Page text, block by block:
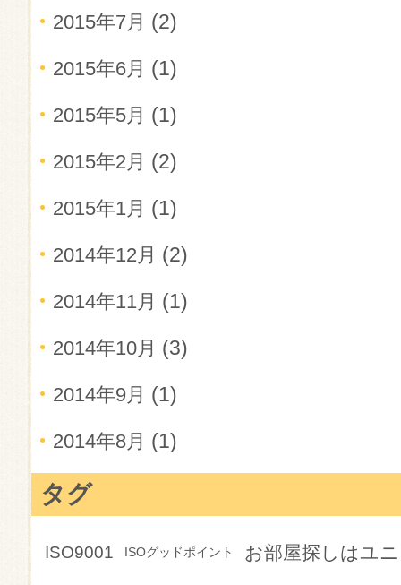
2015年7月 (2)
2015年6月 (1)
2015年5月 (1)
2015年2月 (2)
2015年1月 (1)
2014年12月 (2)
2014年11月 (1)
2014年10月 (3)
2014年9月 (1)
2014年8月 (1)
タグ
ISO9001 ISOグッドポイント お部屋探しはユ